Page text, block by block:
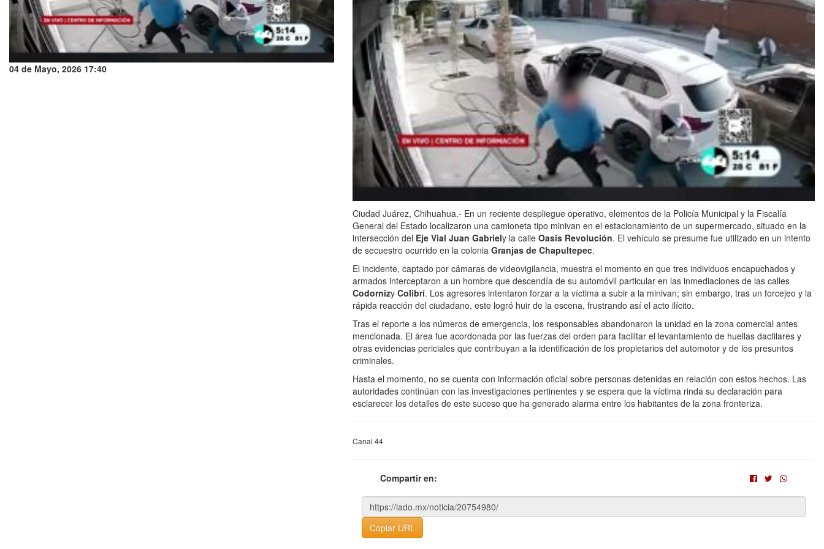
04 de Mayo, 2026 17:40
Ciudad Juárez, Chihuahua.- En un reciente despliegue operativo, elementos de la Policía Municipal y la Fiscalía
General del Estado localizaron una camioneta tipo minivan en el estacionamiento de un supermercado, situado en la
intersección del Eje Vial Juan Gabriely la calle Oasis Revolución. El vehículo se presume fue utilizado en un intento
de secuestro ocurrido en la colonia Granjas de Chapultepec.
El incidente, captado por cámaras de videovigilancia, muestra el momento en que tres individuos encapuchados y
armados interceptaron a un hombre que descendía de su automóvil particular en las inmediaciones de las calles
Codornizy Colibrí. Los agresores intentaron forzar a la víctima a subir a la minivan; sin embargo, tras un forcejeo y la
rápida reacción del ciudadano, este logró huir de la escena, frustrando así el acto ilícito.
Tras el reporte a los números de emergencia, los responsables abandonaron la unidad en la zona comercial antes
mencionada. El área fue acordonada por las fuerzas del orden para facilitar el levantamiento de huellas dactilares y
otras evidencias periciales que contribuyan a la identificación de los propietarios del automotor y de los presuntos
criminales.
Hasta el momento, no se cuenta con información oficial sobre personas detenidas en relación con estos hechos. Las
autoridades continúan con las investigaciones pertinentes y se espera que la víctima rinda su declaración para
esclarecer los detalles de este suceso que ha generado alarma entre los habitantes de la zona fronteriza.
Canal 44
Compartir en:
Copiar URL